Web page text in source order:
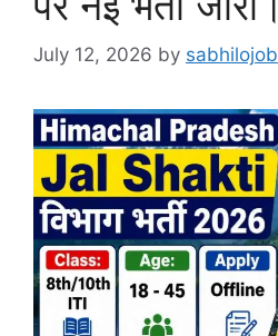
July 12, 2026 by sabhilojob